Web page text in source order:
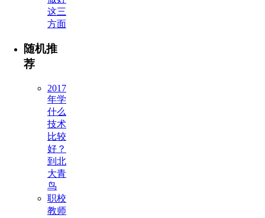
这三
方面
随机推
荐
2017
年学
什么
技术
比较
好？
到北
大青
鸟
职校
教师